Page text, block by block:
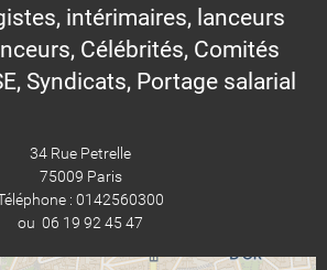
intérimaires, lanceurs
Célébrités, Comités
Syndicats, Portage salarial
34 Rue Petrelle
75009 Paris
: 0142560300
ou 06 19 92 45 47